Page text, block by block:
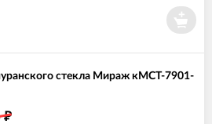
стекла Мираж кМСТ-7901-
₽